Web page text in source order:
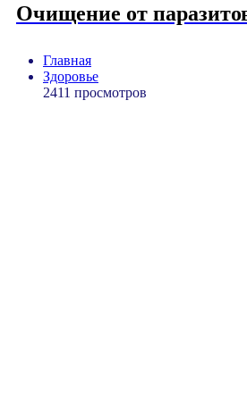
Очищение от
Главная
Здоровье
2411 просмотров